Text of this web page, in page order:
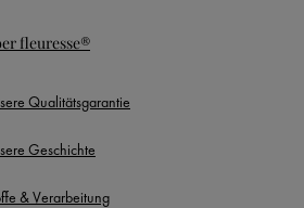
fleuresse®
Qualitätsgarantie
Geschichte
& Verarbeitung